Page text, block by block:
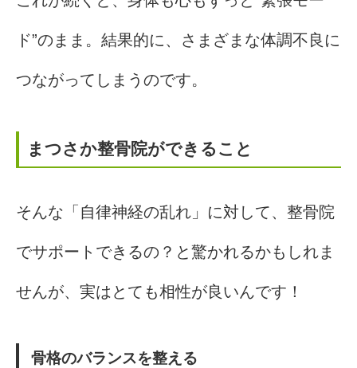
ド”のまま。結果的に、さまざまな体調不良に
つながってしまうのです。
まつさか整骨院ができること
そんな「自律神経の乱れ」に対して、整骨院
でサポートできるの？と驚かれるかもしれま
せんが、実はとても相性が良いんです！
骨格のバランスを整える